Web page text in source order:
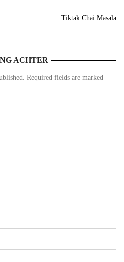
Tiktak Chai Masala
ACHTER
Required fields are marked